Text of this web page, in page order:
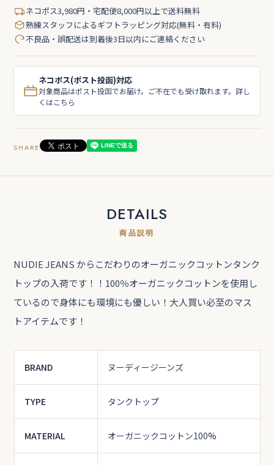
ネコポス3,980円・宅配便8,000円以上で送料無料
熟練スタッフによるギフトラッピング対応(無料・有料)
不良品・誤配送は到着後3日以内にご連絡ください
ネコポス(ポスト投函)対応
対象商品はポスト投函でお届け。ご不在でも受け取れます。詳し
くはこちら
SHARE
DETAILS
商品説明
NUDIE JEANS からこだわりのオーガニックコットンタンク
トップの入荷です！！100％オーガニックコットンを使用し
ているので身体にも環境にも優しい！大人買い必至のマス
トアイテムです！
BRAND ヌーディージーンズ
TYPE タンクトップ
MATERIAL オーガニックコットン100%